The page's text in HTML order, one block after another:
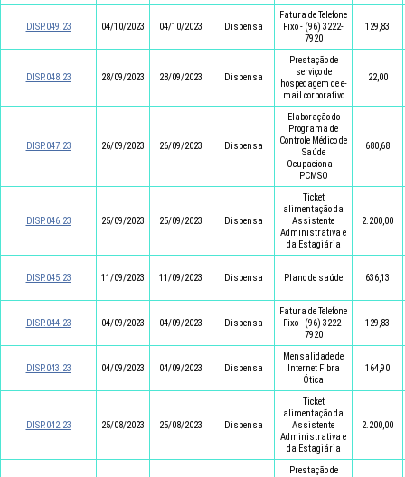
DISP.049.23 04/10/2023 04/10/2023 Dispensa
Fatura de Telefone
Fixo - (96) 3222-
7920
129,83
DISP.048.23 28/09/2023 28/09/2023 Dispensa
Prestação de
serviço de
hospedagem de e-
mail corporativo
22,00
DISP.047.23 26/09/2023 26/09/2023 Dispensa
Elaboração do
Programa de
Controle Médico de
Saúde
Ocupacional -
PCMSO
680,68
DISP.046.23 25/09/2023 25/09/2023 Dispensa
Ticket
alimentação da
Assistente
Administrativa e
da Estagiária
2.200,00
DISP.045.23 11/09/2023 11/09/2023 Dispensa Plano de saúde 636,13
DISP.044.23 04/09/2023 04/09/2023 Dispensa
Fatura de Telefone
Fixo - (96) 3222-
7920
129,83
DISP.043.23 04/09/2023 04/09/2023 Dispensa
Mensalidade de
Internet Fibra
Ótica
164,90
DISP.042.23 25/08/2023 25/08/2023 Dispensa
Ticket
alimentação da
Assistente
Administrativa e
da Estagiária
2.200,00
Prestação de